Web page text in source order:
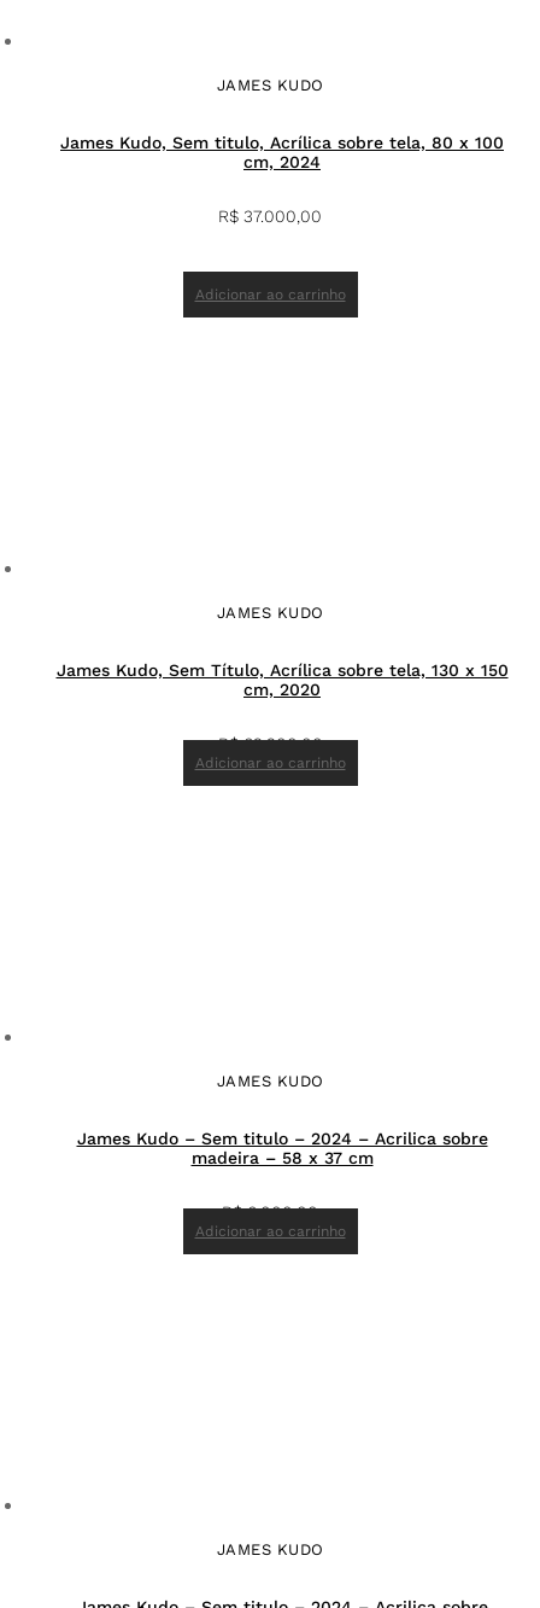
JAMES KUDO
James Kudo, Sem titulo, Acrílica sobre tela, 80 x 100
cm, 2024
R$ 37.000,00
Adicionar ao carrinho
JAMES KUDO
James Kudo, Sem Título, Acrílica sobre tela, 130 x 150
cm, 2020
R$62.200,00
Adicionar ao carrinho
JAMES KUDO
James Kudo – Sem titulo – 2024 – Acrilica sobre
madeira – 58 x 37 cm
R$6.000,00
Adicionar ao carrinho
JAMES KUDO